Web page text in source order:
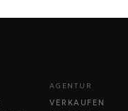
AGENTUR
VERKAUFEN